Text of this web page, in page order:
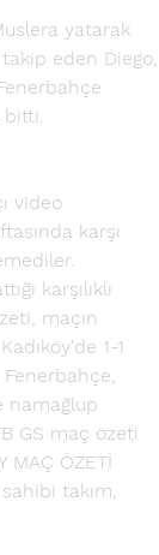
yatarak
takip eden Diego,
bitti.
video
karşı
karşılıklı
maçın
1-1
Fenerbahçe,
namağlup
GS maç özeti
MAÇ ÖZETİ
takım,